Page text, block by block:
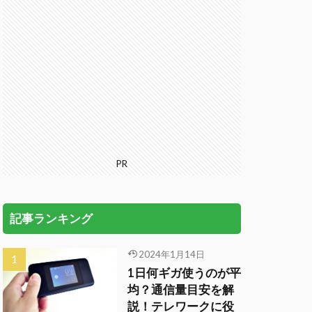
PR
記事ランキング
2024年1月14日
1日何ギガ使うのが平
均？通信量目安を解
説！テレワークに役